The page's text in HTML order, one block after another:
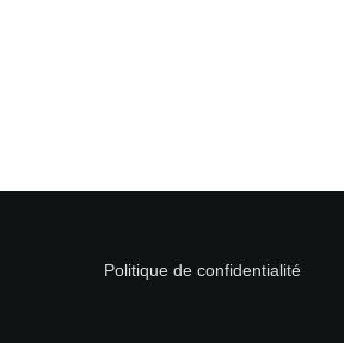
Politique de confidentialité